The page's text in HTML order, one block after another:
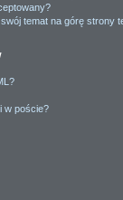
temat na górę strony
w poście?